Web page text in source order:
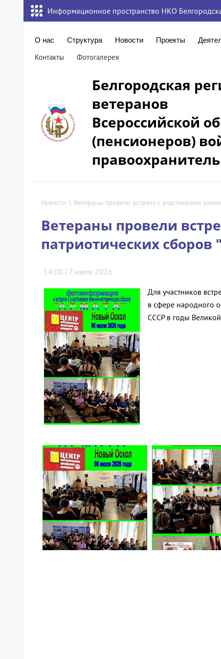
Информационное пространство НКО
О нас Структура Новости Проекты
Контакты Фотогалерея
Белгородская
ветеранов
Всероссийской
(пенсионеров)
Новости \ Ветераны провели встречу с участниками
Ветераны провели
патриотических сборов
14:00 | 7 июля 2026
Для участников
в сфере народного
СССР в годы